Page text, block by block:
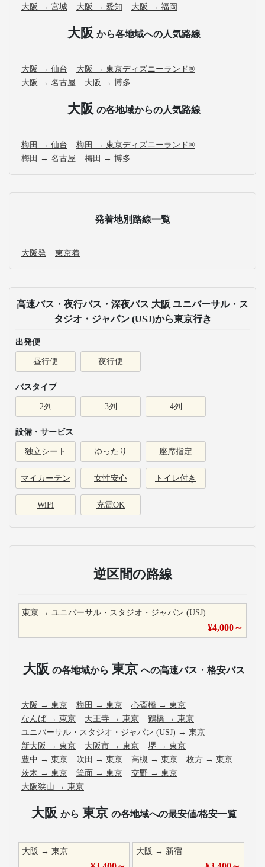
大阪 → 宮城 大阪 → 愛知 大阪 → 福岡
大阪 から各地域への人気路線
大阪 → 仙台
大阪 → 東京ディズニーランド®
大阪 → 名古屋
大阪 → 博多
大阪 の各地域からの人気路線
梅田 → 仙台
梅田 → 東京ディズニーランド®
梅田 → 名古屋
梅田 → 博多
発着地別路線一覧
大阪発 東京着
高速バス・夜行バス・深夜バス 大阪 ユニバーサル・ス
タジオ・ジャパン (USJ)から東京行き
出発便
昼行便 夜行便
バスタイプ
2列 3列 4列
設備・サービス
独立シート ゆったり 座席指定
マイカーテン 女性安心 トイレ付き
WiFi 充電OK
逆区間の路線
東京 → ユニバーサル・スタジオ・ジャパン (USJ)
¥4,000～
大阪 の各地域から 東京 への高速バス・格安バス
大阪 → 東京 梅田 → 東京 心斎橋 → 東京
なんば → 東京 天王寺 → 東京 鶴橋 → 東京
ユニバーサル・スタジオ・ジャパン (USJ) → 東京
新大阪 → 東京 大阪市 → 東京 堺 → 東京
豊中 → 東京 吹田 → 東京 高槻 → 東京 枚方 → 東京
茨木 → 東京 箕面 → 東京 交野 → 東京
大阪狭山 → 東京
大阪 から 東京 の各地域への最安値/格安一覧
大阪 → 東京 大阪 → 新宿